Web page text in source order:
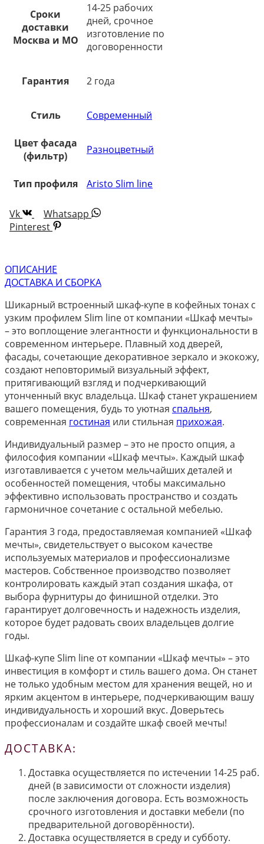
Сроки
доставки
Москва и МО
14-25 рабочих
дней, срочное
изготовление по
договоренности
Гарантия 2 года
Стиль Современный
Цвет фасада
(фильтр)
Разноцветный
Тип профиля Aristo Slim line
Vk
Whatsapp
Pinterest
ОПИСАНИЕ
ДОСТАВКА И СБОРКА
Шикарный встроенный шкаф-купе в кофейных тонах с
узким профилем Slim line от компании «Шкаф мечты»
– это воплощение элегантности и функциональности в
современном интерьере. Плавный ход дверей,
фасады, сочетающие декоративное зеркало и экокожу,
создают неповторимый визуальный эффект,
притягивающий взгляд и подчеркивающий
утонченный вкус владельца. Шкаф станет украшением
вашего помещения, будь то уютная спальня,
современная гостиная или стильная прихожая.
Индивидуальный размер – это не просто опция, а
философия компании «Шкаф мечты». Каждый шкаф
изготавливается с учетом мельчайших деталей и
особенностей помещения, чтобы максимально
эффективно использовать пространство и создать
гармоничное сочетание с остальной мебелью.
Гарантия 3 года, предоставляемая компанией «Шкаф
мечты», свидетельствует о высоком качестве
используемых материалов и профессионализме
мастеров. Собственное производство позволяет
контролировать каждый этап создания шкафа, от
выбора фурнитуры до финишной отделки. Это
гарантирует долговечность и надежность изделия,
которое будет радовать своих владельцев долгие
годы.
Шкаф-купе Slim line от компании «Шкаф мечты» – это
инвестиция в комфорт и стиль вашего дома. Он станет
не только удобным местом для хранения вещей, но и
ярким акцентом в интерьере, подчеркивающим вашу
индивидуальность и хороший вкус. Доверьтесь
профессионалам и создайте шкаф своей мечты!
ДОСТАВКА:
Доставка осуществляется по истечении 14-25 раб.
дней (в зависимости от сложности изделия)
после заключения договора. Есть возможность
срочного изготовления и доставки мебели (по
предварительной договорённости).
Доставка осуществляется в среду и субботу.